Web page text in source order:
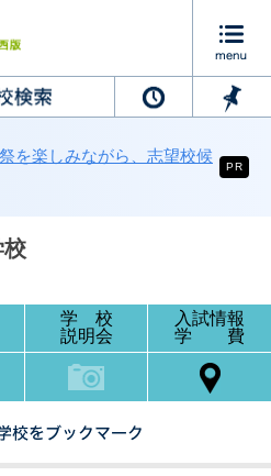
を楽しみながら、志望校候
PR
校
学 校
説明会
入試情報
学 費